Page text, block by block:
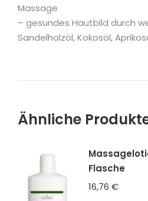
Massage
– gesundes Hautbild durch
Sandelholzöl, Kokosöl,
Ähnliche
Flasche
16,76 €